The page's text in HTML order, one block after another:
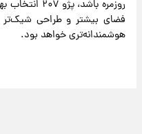
روزمره
فضای بیشتر و طراحی شیک‌تر
هوشمندانه‌تری خواهد بود.